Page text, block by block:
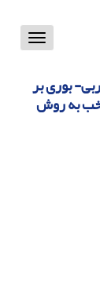
Toggle
بوری بر
به روش